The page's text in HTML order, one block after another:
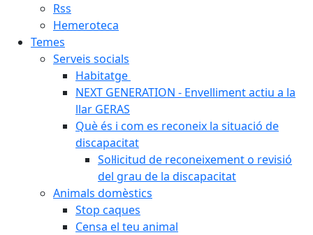
Rss
Hemeroteca
Temes
Serveis socials
Habitatge
NEXT GENERATION - Envelliment actiu a la
llar GERAS
Què és i com es reconeix la situació de
discapacitat
Sol·licitud de reconeixement o revisió
del grau de la discapacitat
Animals domèstics
Stop caques
Censa el teu animal